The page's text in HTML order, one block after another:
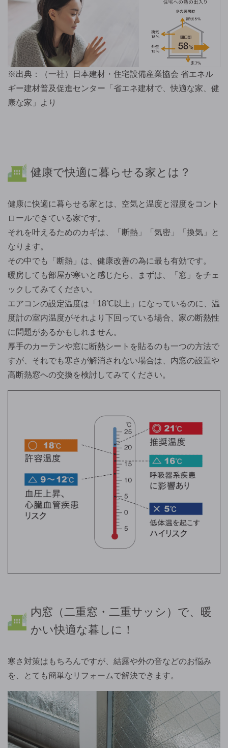
※出典：（一社）日本建材・住宅設備産業協会 省エネル
ギー建材普及促進センター「省エネ建材で、快適な家、健
康な家」より
健康で快適に暮らせる家とは？
健康に快適に暮らせる家とは、空気と温度と湿度をコント
ロールできている家です。
それを叶えるためのカギは、「断熱」「気密」「換気」と
なります。
その中でも「断熱」は、健康改善の為に最も有効です。
暖房しても部屋が寒いと感じたら、まずは、「窓」をチェ
ックしてみてください。
エアコンの設定温度は「18℃以上」になっているのに、温
度計の室内温度がそれより下回っている場合、家の断熱性
に問題があるかもしれません。
厚手のカーテンや窓に断熱シートを貼るのも一つの方法で
すが、それでも寒さが解消されない場合は、内窓の設置や
高断熱窓への交換を検討してみてください。
内窓（二重窓・二重サッシ）で、暖
かい快適な暮しに！
寒さ対策はもちろんですが、結露や外の音などのお悩み
を、とても簡単なリフォームで解決できます。